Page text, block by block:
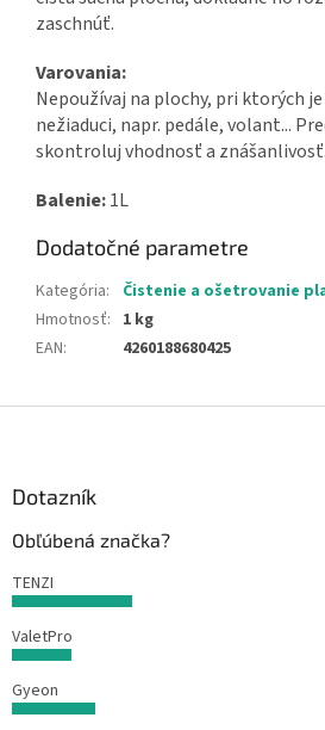
zaschnúť.
Varovania:
Nepoužívaj na plochy, pri ktorých
nežiaduci, napr. pedále, volant...
skontroluj vhodnosť a znášanlivosť.
Balenie:1L
Dodatočné parametre
Kategória:
Čistenie a ošetrovanie
Hmotnosť: 1 kg
EAN: 4260188680425
Dotazník
Obľúbená značka?
TENZI
ValetPro
Gyeon